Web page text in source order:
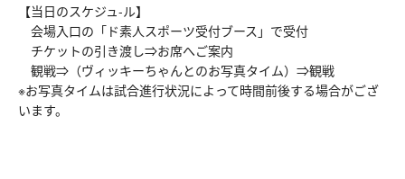
【当日のスケジュ-ル】
会場入口の「ド素人スポーツ受付ブース」で受付
チケットの引き渡し⇒お席へご案内
観戦⇒（ヴィッキーちゃんとのお写真タイム）⇒観戦
※お写真タイムは試合進行状況によって時間前後する場合がござ
います。